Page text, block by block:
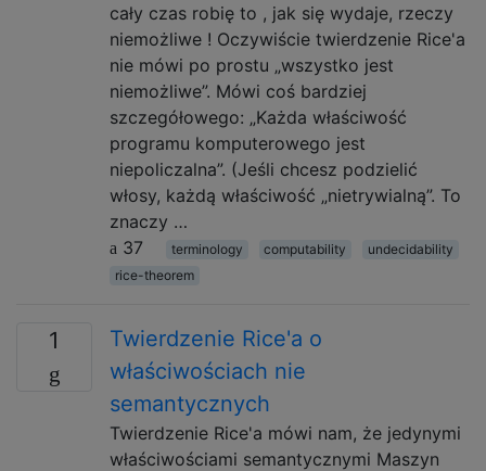
cały czas robię to , jak się wydaje, rzeczy
niemożliwe ! Oczywiście twierdzenie Rice'a
nie mówi po prostu „wszystko jest
niemożliwe”. Mówi coś bardziej
szczegółowego: „Każda właściwość
programu komputerowego jest
niepoliczalna”. (Jeśli chcesz podzielić
włosy, każdą właściwość „nietrywialną”. To
znaczy …
37
terminology computability
undecidability
rice-theorem
1
Twierdzenie Rice'a o
właściwościach nie
semantycznych
Twierdzenie Rice'a mówi nam, że jedynymi
właściwościami semantycznymi Maszyn